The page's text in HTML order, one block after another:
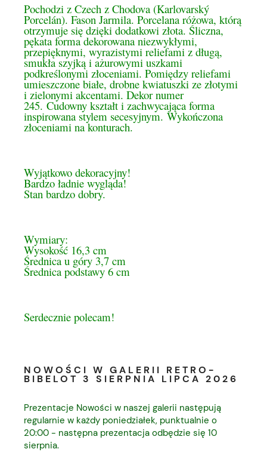
Pochodzi z Czech z Chodova (Karlovarský
Porcelán). Fason Jarmila. Porcelana różowa, którą
otrzymuje się dzięki dodatkowi złota. Śliczna,
pękata forma dekorowana niezwykłymi,
przepięknymi, wyrazistymi reliefami z długą,
smukła szyjką i ażurowymi uszkami
podkreślonymi złoceniami. Pomiędzy reliefami
umieszczone białe, drobne kwiatuszki ze złotymi
i zielonymi akcentami. Dekor numer
245. Cudowny kształt i zachwycająca forma
inspirowana stylem secesyjnym. Wykończona
złoceniami na konturach.
Wyjątkowo dekoracyjny!
Bardzo ładnie wygląda!
Stan bardzo dobry.
Wymiary:
Wysokość 16,3 cm
Średnica u góry 3,7 cm
Średnica podstawy 6 cm
Serdecznie polecam!
NOWOŚCI W GALERII RETRO-
BIBELOT 3 SIERPNIA LIPCA 2026
Prezentacje Nowości w naszej galerii następują
regularnie w każdy poniedziałek, punktualnie o
20:00 - następna prezentacja odbędzie się 10
sierpnia.